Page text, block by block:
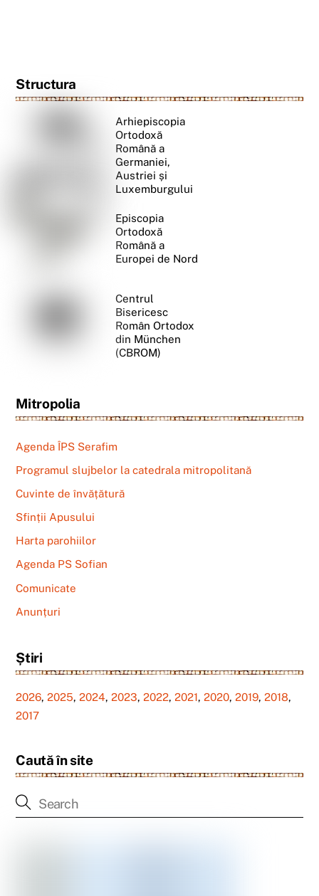
Structura
Arhiepiscopia
Ortodoxă
Română a
Germaniei,
Austriei și
Luxemburgului
Episcopia
Ortodoxă
Română a
Europei de Nord
Centrul
Bisericesc
Român Ortodox
din München
(CBROM)
Mitropolia
Agenda ÎPS Serafim
Programul slujbelor la catedrala mitropolitană
Cuvinte de învățătură
Sfinții Apusului
Harta parohiilor
Agenda PS Sofian
Comunicate
Anunțuri
Știri
2026,2025,2024,2023,2022,2021,2020,2019,2018,
2017
Caută în site